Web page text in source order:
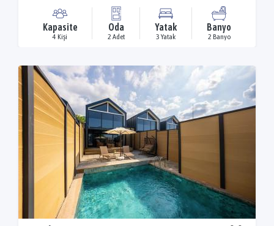
Kapasite
4 Kişi
Oda
2 Adet
Yatak
3 Yatak
Banyo
2 Banyo